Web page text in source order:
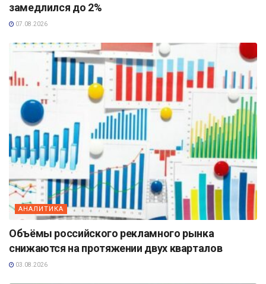
замедлился до 2%
07.08.2026
АНАЛИТИКА
Объёмы российского рекламного рынка
снижаются на протяжении двух кварталов
03.08.2026